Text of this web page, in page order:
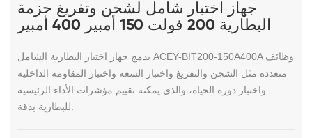
جهاز اختبار شامل لشحن وتفريغ حزمة
البطارية 200 فولت 150 أمبير 400 أمبير
يدمج جهاز اختبار البطارية الشامل ACEY-BIT200-150A400A وظائف
متعددة مثل الشحن والتفريغ واختبار السعة واختبار المقاومة الداخلية
واختبار دورة الحياة، والذي يمكنه تقييم مؤشرات الأداء الرئيسية